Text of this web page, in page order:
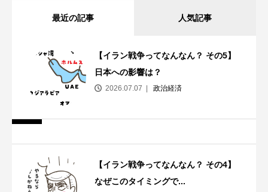
最近の記事 人気記事
【イラン戦争ってなんなん？ その5】
日本への影響は？
2026.07.07 政治経済
【イラン戦争ってなんなん？ その4】
なぜこのタイミングで...